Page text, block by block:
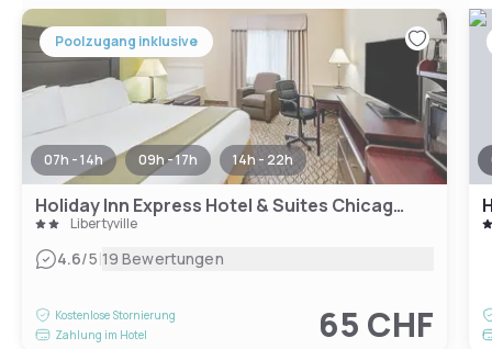
Poolzugang inklusive
07h - 14h 09h - 17h 14h - 22h
Holiday Inn Express Hotel & Suites Chicago-Libertyville
Libertyville
4.6/5|19 Bewertungen
Kostenlose Stornierung
Zahlung im Hotel
65 CHF